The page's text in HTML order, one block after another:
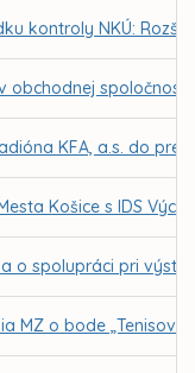
kontroly NKÚ:
obchodnej
KFA, a.s. do
Košice s IDS
o spolupráci pri
MZ o bode